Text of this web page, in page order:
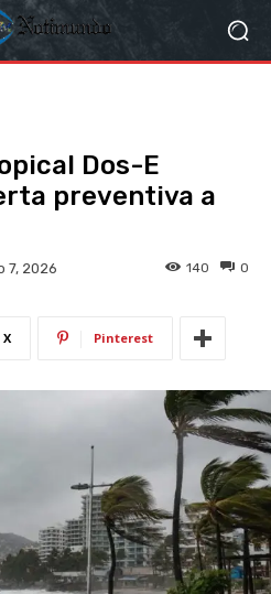
Dos-E
preventiva a
7, 2026 0
140
X Pinterest